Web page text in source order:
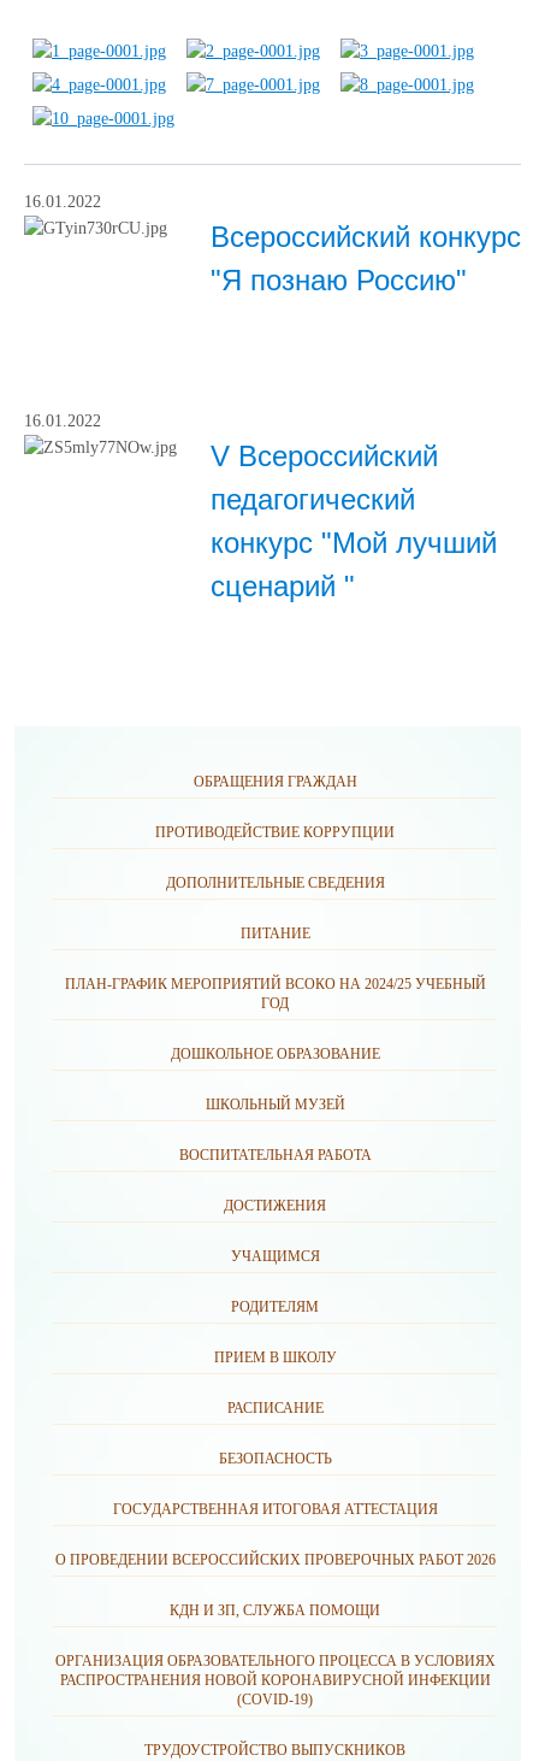
16.01.2022
Всероссийский конкурс
"Я познаю Россию"
16.01.2022
V Всероссийский
педагогический
конкурс "Мой лучший
сценарий "
ОБРАЩЕНИЯ ГРАЖДАН
ПРОТИВОДЕЙСТВИЕ КОРРУПЦИИ
ДОПОЛНИТЕЛЬНЫЕ СВЕДЕНИЯ
ПИТАНИЕ
ПЛАН-ГРАФИК МЕРОПРИЯТИЙ ВСОКО НА 2024/25 УЧЕБНЫЙ
ГОД
ДОШКОЛЬНОЕ ОБРАЗОВАНИЕ
ШКОЛЬНЫЙ МУЗЕЙ
ВОСПИТАТЕЛЬНАЯ РАБОТА
ДОСТИЖЕНИЯ
УЧАЩИМСЯ
РОДИТЕЛЯМ
ПРИЕМ В ШКОЛУ
РАСПИСАНИЕ
БЕЗОПАСНОСТЬ
ГОСУДАРСТВЕННАЯ ИТОГОВАЯ АТТЕСТАЦИЯ
О ПРОВЕДЕНИИ ВСЕРОССИЙСКИХ ПРОВЕРОЧНЫХ РАБОТ 2026
КДН И ЗП, СЛУЖБА ПОМОЩИ
ОРГАНИЗАЦИЯ ОБРАЗОВАТЕЛЬНОГО ПРОЦЕССА В УСЛОВИЯХ
РАСПРОСТРАНЕНИЯ НОВОЙ КОРОНАВИРУСНОЙ ИНФЕКЦИИ
(CОVID-19)
ТРУДОУСТРОЙСТВО ВЫПУСКНИКОВ